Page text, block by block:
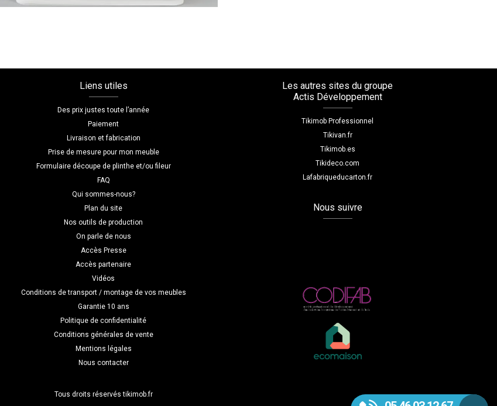
Liens utiles
Des prix justes toute l’année
Paiement
Livraison et fabrication
Prise de mesure pour mon meuble
Formulaire découpe de plinthe et/ou fileur
FAQ
Qui sommes-nous?
Plan du site
Nos outils de production
On parle de nous
Accès Presse
Accès partenaire
Vidéos
Conditions de transport / montage de vos meubles
Garantie 10 ans
Politique de confidentialité
Conditions générales de vente
Mentions légales
Nous contacter
Les autres sites du groupe
Actis Développement
Tikimob Professionnel
Tikivan.fr
Tikimob.es
Tikideco.com
Lafabriqueducarton.fr
Nous suivre
Tous droits réservés tikimob.fr